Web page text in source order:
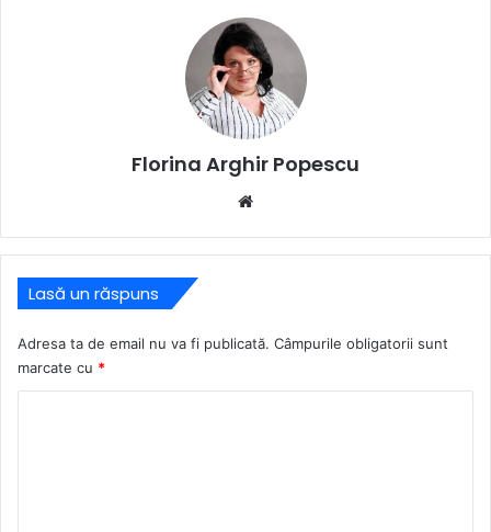
Florina Arghir Popescu
Lasă un răspuns
Adresa ta de email nu va fi publicată. Câmpurile obligatorii sunt
marcate cu *